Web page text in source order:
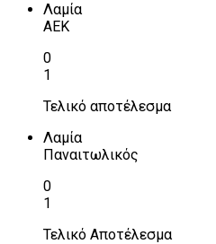
Λαμία
ΑΕΚ
0
1
Τελικό αποτέλεσμα
Λαμία
Παναιτωλικός
0
1
Τελικό Αποτέλεσμα